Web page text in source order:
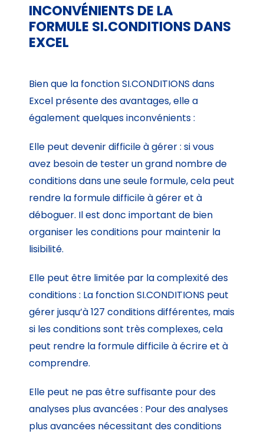
INCONVÉNIENTS DE LA
FORMULE SI.CONDITIONS DANS
EXCEL
Bien que la fonction SI.CONDITIONS dans
Excel présente des avantages, elle a
également quelques inconvénients :
Elle peut devenir difficile à gérer : si vous
avez besoin de tester un grand nombre de
conditions dans une seule formule, cela peut
rendre la formule difficile à gérer et à
déboguer. Il est donc important de bien
organiser les conditions pour maintenir la
lisibilité.
Elle peut être limitée par la complexité des
conditions : La fonction SI.CONDITIONS peut
gérer jusqu’à 127 conditions différentes, mais
si les conditions sont très complexes, cela
peut rendre la formule difficile à écrire et à
comprendre.
Elle peut ne pas être suffisante pour des
analyses plus avancées : Pour des analyses
plus avancées nécessitant des conditions